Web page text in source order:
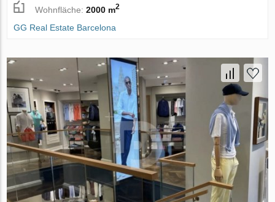
Wohnfläche:2000 m2
GG Real Estate Barcelona